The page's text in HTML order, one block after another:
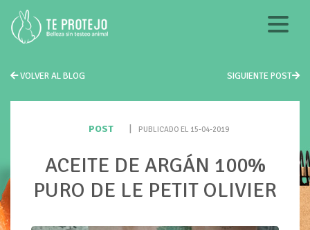
VOLVER AL BLOG SIGUIENTE POST
POST PUBLICADO EL 15-04-2019
ACEITE DE ARGÁN 100%
PURO DE LE PETIT OLIVIER